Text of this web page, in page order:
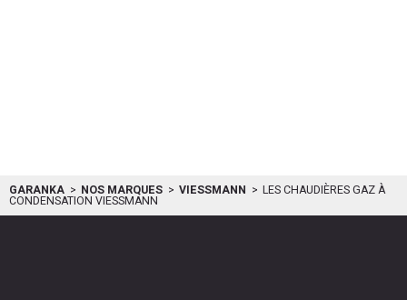
GARANKA NOS MARQUES VIESSMANN LES CHAUDIÈRES GAZ À
CONDENSATION VIESSMANN